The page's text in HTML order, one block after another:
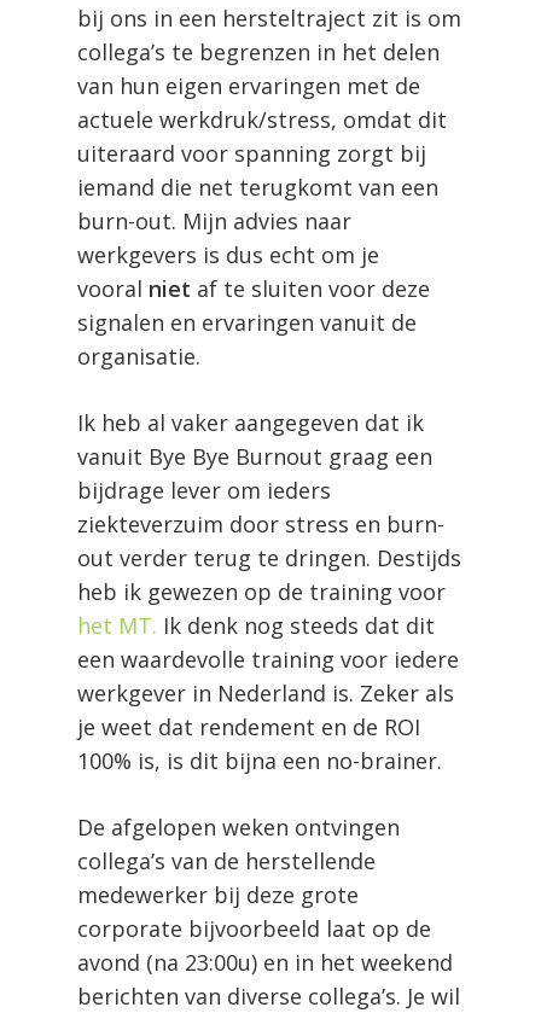
bij ons in een hersteltraject zit is om
collega’s te begrenzen in het delen
van hun eigen ervaringen met de
actuele werkdruk/stress, omdat dit
uiteraard voor spanning zorgt bij
iemand die net terugkomt van een
burn-out. Mijn advies naar
werkgevers is dus echt om je
vooral niet af te sluiten voor deze
signalen en ervaringen vanuit de
organisatie.
Ik heb al vaker aangegeven dat ik
vanuit Bye Bye Burnout graag een
bijdrage lever om ieders
ziekteverzuim door stress en burn-
out verder terug te dringen. Destijds
heb ik gewezen op de training voor
het MT. Ik denk nog steeds dat dit
een waardevolle training voor iedere
werkgever in Nederland is. Zeker als
je weet dat rendement en de ROI
100% is, is dit bijna een no-brainer.
De afgelopen weken ontvingen
collega’s van de herstellende
medewerker bij deze grote
corporate bijvoorbeeld laat op de
avond (na 23:00u) en in het weekend
berichten van diverse collega’s. Je wil